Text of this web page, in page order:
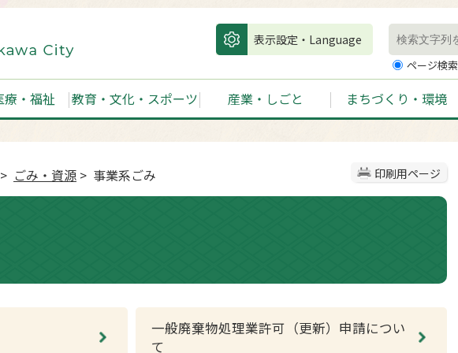
表示設定・Language
ページ検索
療・福祉 教育・文化・スポーツ 産業・しごと まちづくり・環境
印刷用ページ
> ごみ・資源 > 事業系ごみ
一般廃棄物処理業許可（更新）申請につい
て